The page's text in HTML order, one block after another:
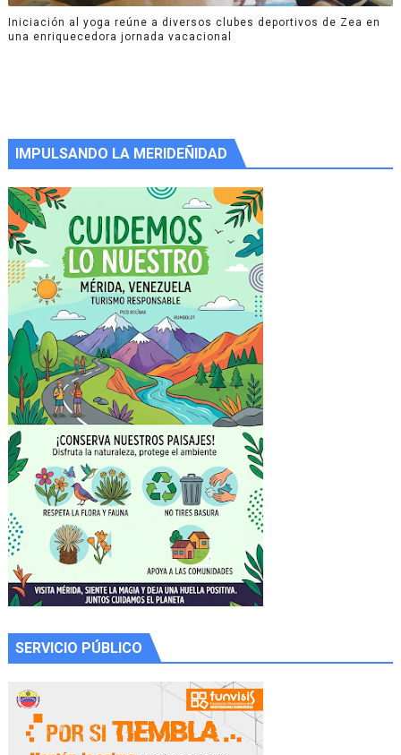
Iniciación al yoga reúne a diversos clubes deportivos de Zea en
una enriquecedora jornada vacacional
IMPULSANDO LA MERIDEÑIDAD
SERVICIO PÚBLICO